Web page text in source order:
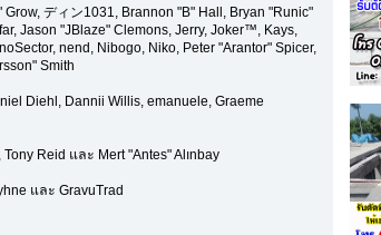
ディン1031, Brannon "B" Hall, Bryan "Runic"
Jason "JBlaze" Clemons, Jerry, Joker™, Kays,
nend, Nibogo, Niko, Peter "Arantor" Spicer,
Smith
Diehl, Dannii Willis, emanuele, Graeme
Reid และ Mert "Antes" Alınbay
และ GravuTrad